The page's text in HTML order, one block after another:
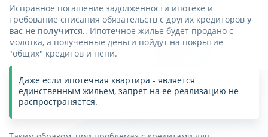
Исправное погашение задолженности ипотеке и
требование списания обязательств с других кредиторов у
вас не получится.. Ипотечное жилье будет продано с
молотка, а полученные деньги пойдут на покрытие
"общих" кредитов и пени.
Даже если ипотечная квартира - является
единственным жильем, запрет на ее реализацию не
распространяется.